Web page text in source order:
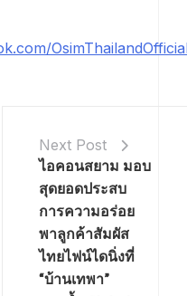
Next Post
ไอคอนสยาม มอบ
สุดยอดประสบ
การความอร่อย
พาลูกค้าสัมผัส
ไทยไฟน์ไดนิ่งที่
“บ้านเทพา”